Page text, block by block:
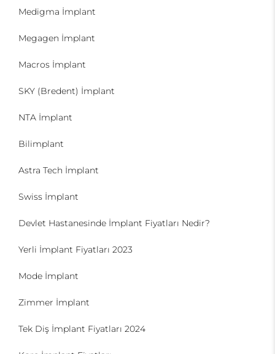
Medigma İmplant
Megagen İmplant
Macros İmplant
SKY (Bredent) İmplant
NTA İmplant
Bilimplant
Astra Tech İmplant
Swiss İmplant
Devlet Hastanesinde İmplant Fiyatları Nedir?
Yerli İmplant Fiyatları 2023
Mode İmplant
Zimmer İmplant
Tek Diş İmplant Fiyatları 2024